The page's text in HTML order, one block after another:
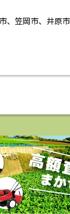
、笠岡市、井原